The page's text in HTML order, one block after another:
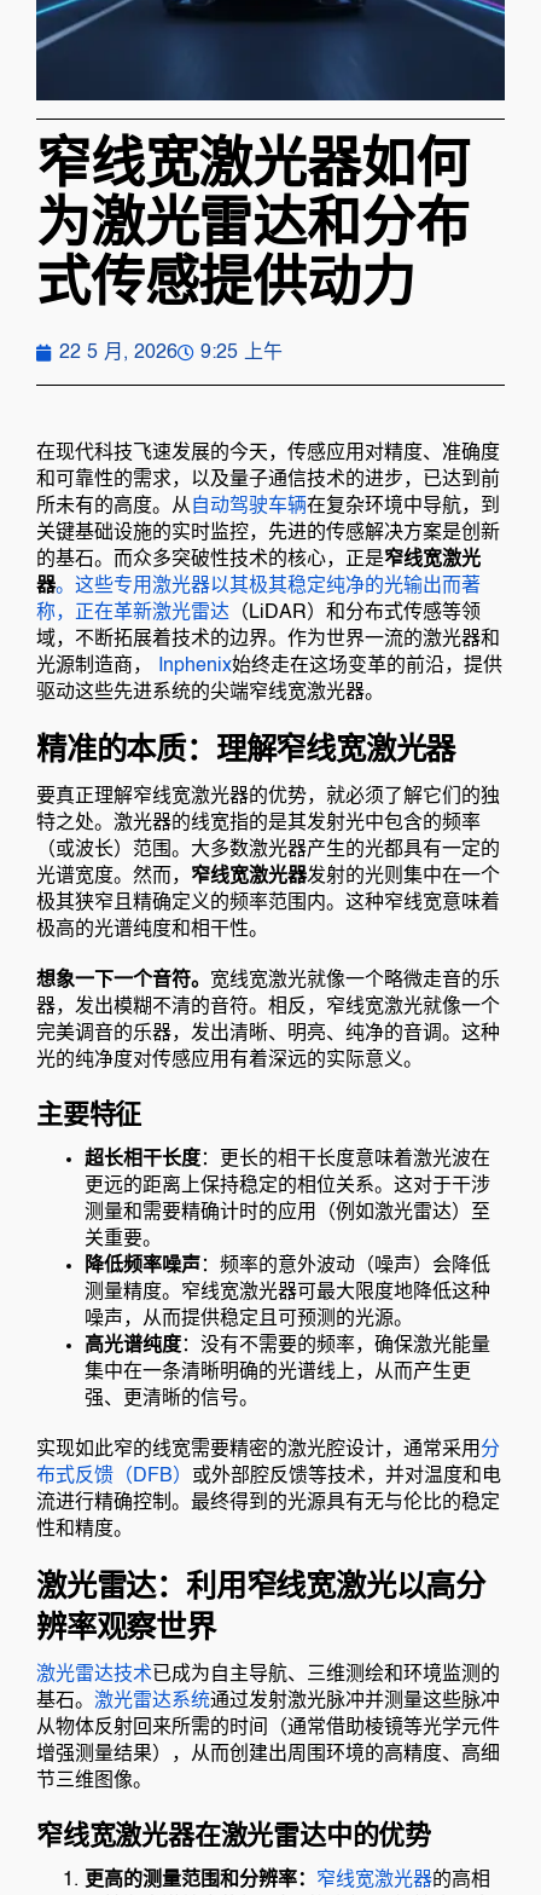
窄线宽激光器如何
为激光雷达和分布
式传感提供动力
22 5 月, 2026 9:25 上午
在现代科技飞速发展的今天，传感应用对精度、准确度
和可靠性的需求，以及量子通信技术的进步，已达到前
所未有的高度。从 自动驾驶车辆在复杂环境中导航，到
关键基础设施的实时监控，先进的传感解决方案是创新
的基石。而众多突破性技术的核心，正是窄线宽激光
器。这些专用激光器以其极其稳定纯净的光输出而著
称，正在革新激光雷达 （LiDAR）和分布式传感等领
域，不断拓展着技术的边界。作为世界一流的激光器和
光源制造商，
Inphenix始终走在这场变革的前沿，提供
驱动这些先进系统的尖端窄线宽激光器。
精准的本质：理解窄线宽激光器
要真正理解窄线宽激光器的优势，就必须了解它们的独
特之处。激光器的线宽指的是其发射光中包含的频率
（或波长）范围。大多数激光器产生的光都具有一定的
光谱宽度。然而， 窄线宽激光器发射的光则集中在一个
极其狭窄且精确定义的频率范围内。这种窄线宽意味着
极高的光谱纯度和相干性。
想象一下一个音符。 宽线宽激光就像一个略微走音的乐
器，发出模糊不清的音符。相反，窄线宽激光就像一个
完美调音的乐器，发出清晰、明亮、纯净的音调。这种
光的纯净度对传感应用有着深远的实际意义。
主要特征
超长相干长度：更长的相干长度意味着激光波在
更远的距离上保持稳定的相位关系。这对于干涉
测量和需要精确计时的应用（例如激光雷达）至
关重要。
降低频率噪声 ：频率的意外波动（噪声）会降低
测量精度。窄线宽激光器可最大限度地降低这种
噪声，从而提供稳定且可预测的光源。
高光谱纯度：没有不需要的频率，确保激光能量
集中在一条清晰明确的光谱线上，从而产生更
强、更清晰的信号。
实现如此窄的线宽需要精密的激光腔设计，通常采用 分
布式反馈（DFB） 或外部腔反馈等技术，并对温度和电
流进行精确控制。最终得到的光源具有无与伦比的稳定
性和精度。
激光雷达：利用窄线宽激光以高分
辨率观察世界
激光雷达技术已成为自主导航、三维测绘和环境监测的
基石。 激光雷达系统通过发射激光脉冲并测量这些脉冲
从物体反射回来所需的时间（通常借助棱镜等光学元件
增强测量结果），从而创建出周围环境的高精度、高细
节三维图像。
窄线宽激光器在激光雷达中的优势
更高的测量范围和分辨率： 窄线宽激光器的高相